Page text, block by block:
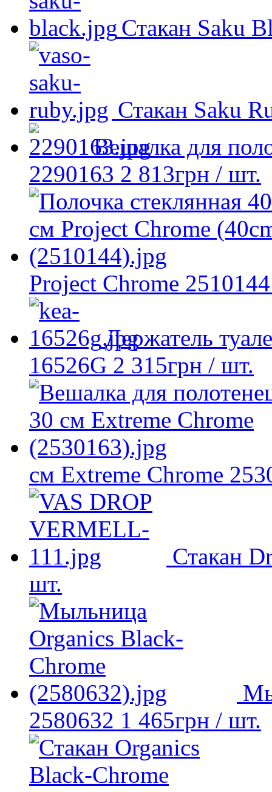
Стакан Saku
Стакан Saku
Вешалка для
2290163 2 813грн / шт.
Project Chrome 2510144
Держатель
16526G 2 315грн / шт.
см Extreme Chrome
Стакан
шт.
2580632 1 465грн / шт.